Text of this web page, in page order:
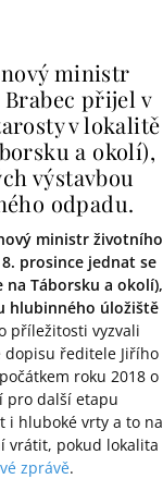
ministr
přijel v
v lokalitě
a okolí),
výstavbou
odpadu.
ministr životního
prosince jednat se
Táborsku a okolí),
hlubinného úložiště
příležitosti vyzvali
dopisu ředitele Jiřího
roku 2018 o
pro další etapu
i hluboké vrty a to na
vrátit, pokud lokalita
zprávě.